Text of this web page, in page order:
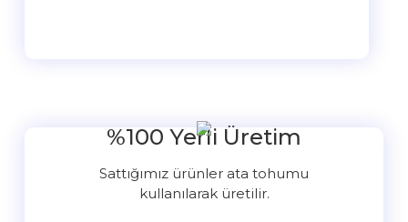
%100 Yerli Üretim
Sattığımız ürünler ata tohumu
kullanılarak üretilir.